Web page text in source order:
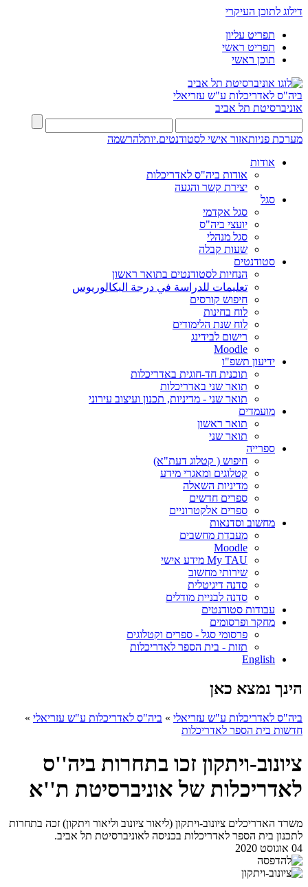
דילוג לתוכן העיקרי
תפריט עליון
תפריט ראשי
תוכן ראשי
ביה"ס לאדריכלות ע"ש עזריאלי
אוניברסיטת תל אביב
מערכת פניותאזור אישי לסטודנטים.יותלהרשמה
אודות
אודות ביה"ס לאדריכלות
יצירת קשר והגעה
סגל
סגל אקדמי
יועצי ביה"ס
סגל מנהלי
שעות קבלה
סטודנטים
הנחיות לסטודנטים בתואר ראשון
تعليمات للدراسة في درجة البكالوريوس
חיפוש קורסים
לוח בחינות
לוח שנת הלימודים
רישום לבידינג
Moodle
ידיעון תשפ"ו
תוכנית חד-חוגית באדריכלות
תואר שני באדריכלות
תואר שני - מדיניות, תכנון ועיצוב עירוני
מועמדים
תואר ראשון
תואר שני
ספרייה
חיפוש ( קטלוג דעת"א)
קטלוגים ומאגרי מידע
מדיניות השאלה
ספרים חדשים
ספרים אלקטרוניים
מחשוב וסדנאות
מעבדת מחשבים
Moodle
My TAU מידע אישי
שירותי מחשוב
סדנה דיגיטלית
סדנה לבניית מודלים
עבודות סטודנטים
מחקר ופרסומים
פרסומי סגל - ספרים וקטלוגים
תזות - בית הספר לאדריכלות
English
הינך נמצא כאן
ביה"ס לאדריכלות ע"ש עזריאלי » ביה"ס לאדריכלות ע"ש עזריאלי »
חדשות בית הספר לאדריכלות
ציונוב-ויתקון זכו בתחרות ביה''ס
לאדריכלות של אוניברסיטת ת''א
משרד האדריכלים ציונוב-ויתקון (ליאור ציונוב וליאור ויתקון) זכה בתחרות
לתכנון בית הספר לאדריכלות בכניסה לאוניברסיטת תל אביב.
04 אוגוסט 2020